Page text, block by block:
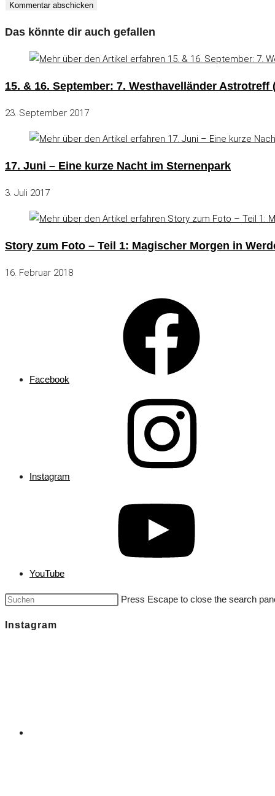
Das könnte dir auch gefallen
15. & 16. September: 7. Westhavelländer Astrotreff
23. September 2017
17. Juni – Eine kurze Nacht im Sternenpark
3. Juli 2017
Story zum Foto – Teil 1: Magischer Morgen in
16. Februar 2018
Facebook
Instagram
YouTube
Press Escape to close the search
Instagram